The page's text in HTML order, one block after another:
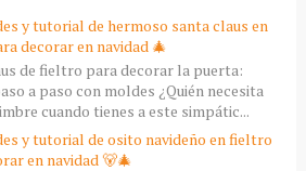
y tutorial de hermoso santa claus en
decorar en navidad 🎄
de fieltro para decorar la puerta:
a paso con moldes ¿Quién necesita
cuando tienes a este simpátic...
y tutorial de osito navideño en fieltro
en navidad 🐻🎄